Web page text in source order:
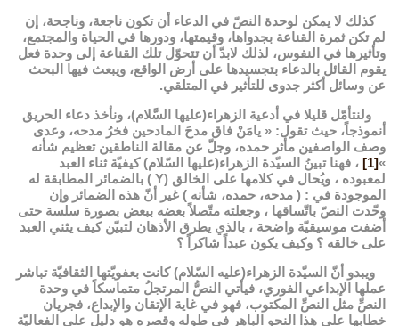
كذلك لا يمكن لوحدة النصّ في الدعاء أن تكون ناجعة، وناجحة، إن
لم تكن ثمرة القناعة بجدواها، وقيمتها، ودورها في الحياة والمجتمع،
وتأثيرها في النفوس، لذلك لابدّ أن تتحوّل تلك القناعة إلى وحدة فعل
يقوم القائل بالدعاء بتجسيدها على أرض الواقع، ويبعث فيها البحث
عن وسائل أكثر جدوى للتأثير في المتلقي.
ولنتأمّل قليلا في أدعية الزهراء(عليها السَّلام)، ونأخذ دعاء الحريق
أنموذجاً، حيث تقول: « يامَنْ فاق مدحَ المادحين فخرُ مدحه، وعدى
وصف الواصفين مأثر حمده، وجلّ عن مقالة الناطقين تعظيم شأنه
»
[1]
، فهنا تبينُ السيّدة الزهراء(عليها السّلام) كيفيّة ثناء العبد
لمعبوده ، ويُحال في كلامها على الخالق (Y ) بالضمائر المطابقة له
الموجودة في : ( مدحه، حمده، شأنه ) غير أنّ هذه الضمائر وإن
وحّدت النصّ باتّساقها ، وجعلته متّصلاً بعضه ببعض بصورة سلسة حتى
أضفت موسيقيّة واضحة ، بالذي يطرق الأذهان لتبيّن كيف يثني العبد
على خالقه ؟ وكيف يكون عبداً شاكراً ؟
ويبدو أنّ السيّدة الزهراء(عليه السّلام) كانت بعفويّتها الثقافيّة تباشر
عملها الإبداعي الفوري، فيأتي النصُّ المرتجلُ متماسكاً في وحدة
النصِّ مثل النصِّ المكتوب، فهو في غاية الإتقان والإبداع، فجريان
خطابها على هذا النحو الباهر في طوله وقصره هو دليل على الفعاليّة